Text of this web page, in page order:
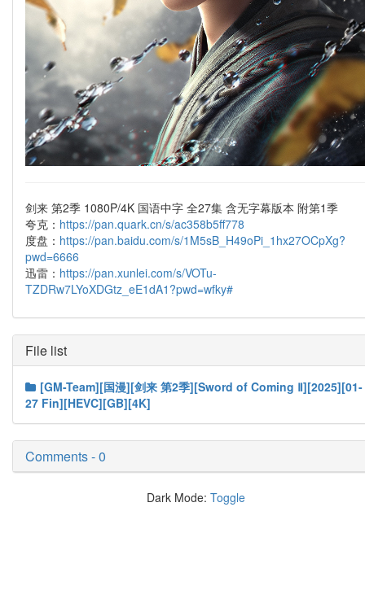
剑来 第2季 1080P/4K 国语中字 全27集 含无字幕版本 附第1季
夸克： https://pan.quark.cn/s/ac358b5ff778
度盘： https://pan.baidu.com/s/1M5sB_H49oPi_1hx27OCpXg?
pwd=6666
迅雷： https://pan.xunlei.com/s/VOTu-
TZDRw7LYoXDGtz_eE1dA1?pwd=wfky#
File list
[GM-Team][国漫][剑来 第2季][Sword of Coming Ⅱ][2025][01-
27 Fin][HEVC][GB][4K]
Comments - 0
Dark Mode: Toggle